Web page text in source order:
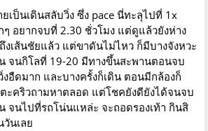
เป็นเดินสลับวิ่ง ซึ่ง pace นี่ทะลุไปที่ 1x
อยากจบที่ 2.30 ชั่วโมง แต่ดูแล้วยังห่าง
งเส้นชัยแล้ว แต่ขาดันไม่ไหว ก็มีบางจังหวะ
จนกิโลที่ 19-20 มีทางขึ้นสะพานตอนจบ
อืดมาก และบางครั้งก็เดิน ตอนมีกล้องก็
ะคริวถามหาตลอด แต่โชคยังดียังได้จนจบ
จนไปที่รถโน่นแหล่ะ จะถอดรองเท้า กินสิ
นเลย